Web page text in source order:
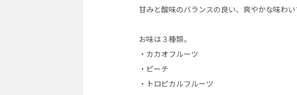
甘みと酸味のバランスの良い、爽やかな味わ
お味は３種類。
・カカオフルーツ
・ピーチ
・トロピカルフルーツ